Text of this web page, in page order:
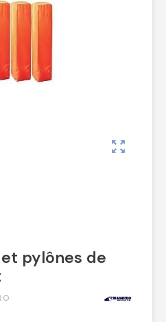
zoom_out_map
pylônes de